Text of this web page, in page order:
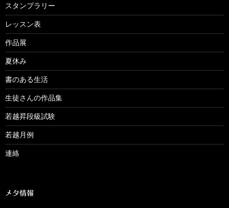
スタンプラリー
レッスン表
作品展
夏休み
書のある生活
生徒さんの作品集
若越昇段級試験
若越月例
連絡
メタ情報